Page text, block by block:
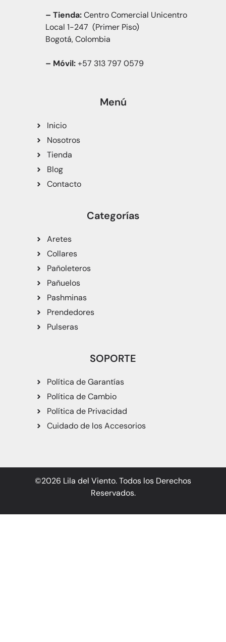
– Tienda:Centro Comercial Unicentro
Local 1-247 (Primer Piso)
Bogotá, Colombia
– Móvil:+57 313 797 0579
Menú
Inicio
Nosotros
Tienda
Blog
Contacto
Categorías
Aretes
Collares
Pañoleteros
Pañuelos
Pashminas
Prendedores
Pulseras
SOPORTE
Política de Garantías
Política de Cambio
Política de Privacidad
Cuidado de los Accesorios
©2026 Lila del Viento. Todos los Derechos
Reservados.